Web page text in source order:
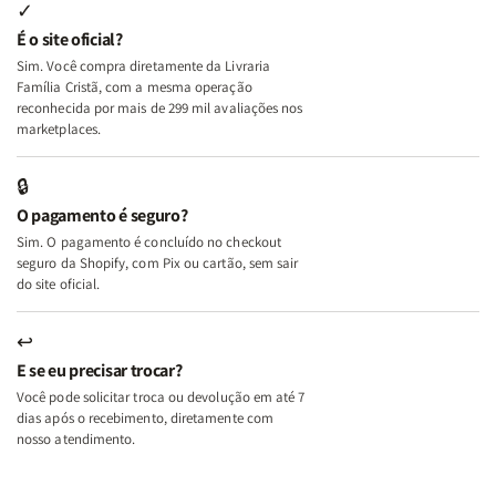
e
Deus
+
A
Mulher
Lar
+
A
Lar
✓
É o site oficial?
Sim. Você compra diretamente da Livraria
Família Cristã, com a mesma operação
reconhecida por mais de 299 mil avaliações nos
marketplaces.
🔒
O pagamento é seguro?
Sim. O pagamento é concluído no checkout
seguro da Shopify, com Pix ou cartão, sem sair
do site oficial.
↩
E se eu precisar trocar?
Você pode solicitar troca ou devolução em até 7
dias após o recebimento, diretamente com
nosso atendimento.